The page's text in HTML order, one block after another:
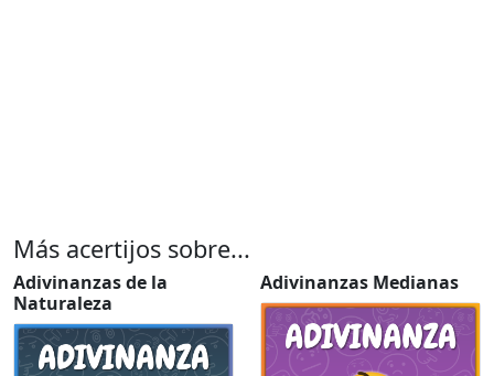
Más acertijos sobre...
Adivinanzas de la
Naturaleza
Adivinanzas Medianas